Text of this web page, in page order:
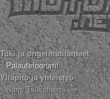
Palaute
Kevytversio
Tuki ja ongelmatilanteet
Palautefoorumi
Ylläpito ja yhteistyö
Sami Tiilikainen